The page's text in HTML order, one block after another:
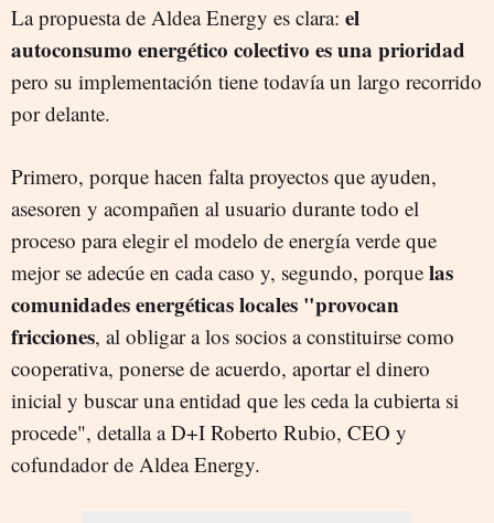
La propuesta de Aldea Energy es clara: el
autoconsumo energético colectivo es una prioridad
pero su implementación tiene todavía un largo recorrido
por delante.
Primero, porque hacen falta proyectos que ayuden,
asesoren y acompañen al usuario durante todo el
proceso para elegir el modelo de energía verde que
mejor se adecúe en cada caso y, segundo, porque las
comunidades energéticas locales "provocan
fricciones, al obligar a los socios a constituirse como
cooperativa, ponerse de acuerdo, aportar el dinero
inicial y buscar una entidad que les ceda la cubierta si
procede", detalla a D+I Roberto Rubio, CEO y
cofundador de Aldea Energy.